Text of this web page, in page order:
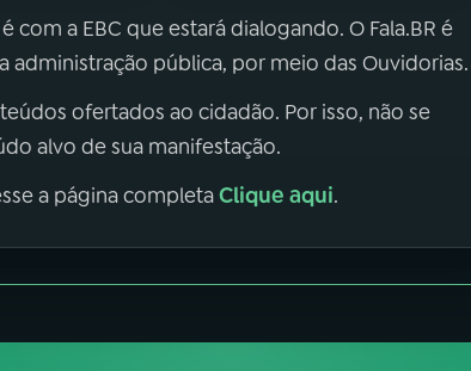
com a EBC que estará dialogando. O Fala.BR é
pública, por meio das Ouvidorias.
ofertados ao cidadão. Por isso, não se
alvo de sua manifestação.
a página completaClique aqui.